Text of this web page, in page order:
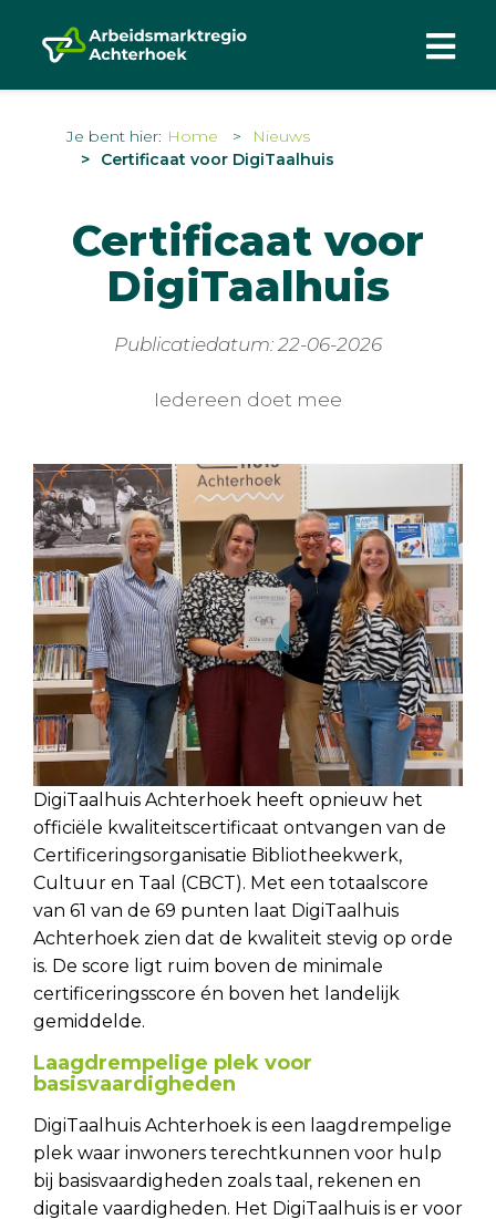
Je bent hier: Home
Nieuws
Certificaat voor DigiTaalhuis
Certificaat voor
DigiTaalhuis
Publicatiedatum: 22-06-2026
Iedereen doet mee
DigiTaalhuis Achterhoek heeft opnieuw het
officiële kwaliteitscertificaat ontvangen van de
Certificeringsorganisatie Bibliotheekwerk,
Cultuur en Taal (CBCT). Met een totaalscore
van 61 van de 69 punten laat DigiTaalhuis
Achterhoek zien dat de kwaliteit stevig op orde
is. De score ligt ruim boven de minimale
certificeringsscore én boven het landelijk
gemiddelde.
Laagdrempelige plek voor
basisvaardigheden
DigiTaalhuis Achterhoek is een laagdrempelige
plek waar inwoners terechtkunnen voor hulp
bij basisvaardigheden zoals taal, rekenen en
digitale vaardigheden. Het DigiTaalhuis is er voor